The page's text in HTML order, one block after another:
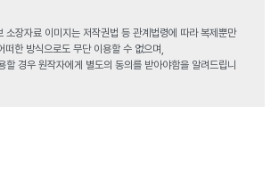
소장자료 이미지는 저작권법 등 관계법령에 따라 복제뿐만
떠한 방식으로도 무단 이용할 수 없으며,
할 경우 원작자에게 별도의 동의를 받아야함을 알려드립니